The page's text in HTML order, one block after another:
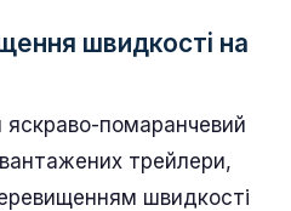
швидкості на
яскраво-помаранчевий
трейлери,
швидкості